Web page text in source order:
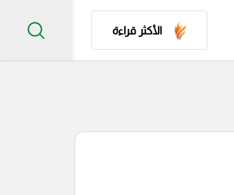
الأكثر قراءة